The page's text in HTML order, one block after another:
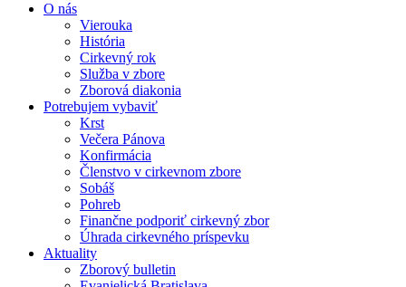
O nás
Vierouka
História
Cirkevný rok
Služba v zbore
Zborová diakonia
Potrebujem vybaviť
Krst
Večera Pánova
Konfirmácia
Členstvo v cirkevnom zbore
Sobáš
Pohreb
Finančne podporiť cirkevný zbor
Úhrada cirkevného príspevku
Aktuality
Zborový bulletin